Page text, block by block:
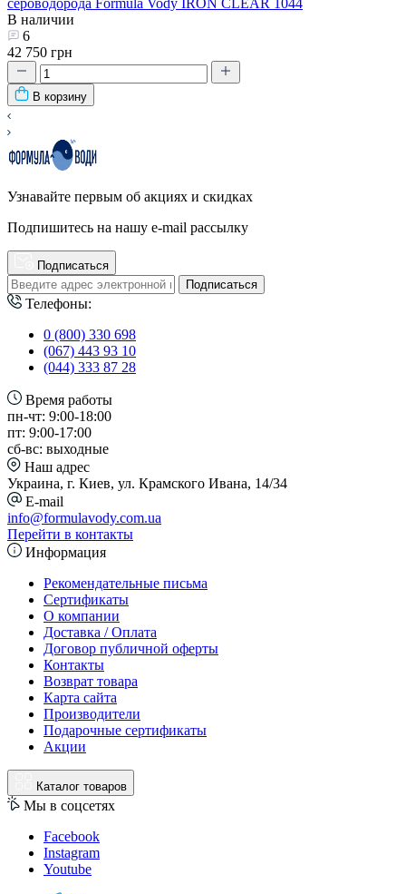
В наличии
6
42 750 грн
В корзину
Узнавайте первым об акциях и скидках
Подпишитесь на нашу e-mail рассылку
Подписаться
Подписаться
Телефоны:
0 (800) 330 698
(067) 443 93 10
(044) 333 87 28
Время работы
пн-чт: 9:00-18:00
пт: 9:00-17:00
сб-вс: выходные
Наш адрес
Украина, г. Киев, ул. Крамского Ивана, 14/34
E-mail
info@formulavody.com.ua
Перейти в контакты
Информация
Рекомендательные письма
Сертификаты
О компании
Доставка / Оплата
Договор публичной оферты
Контакты
Возврат товара
Карта сайта
Производители
Подарочные сертификаты
Акции
Каталог товаров
Мы в соцсетях
Facebook
Instagram
Youtube